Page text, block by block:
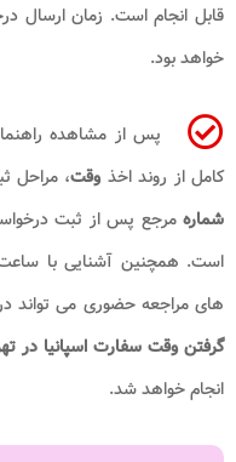
خواهد بود.
پس از مشاهده
کامل از روند اخذ وقت، مراحل
شمارهمرجع پس از ثبت
است. همچنین آشنایی با
های مراجعه حضوری می تواند
گرفتن وقت سفارت اسپانیا در
انجام خواهد شد.